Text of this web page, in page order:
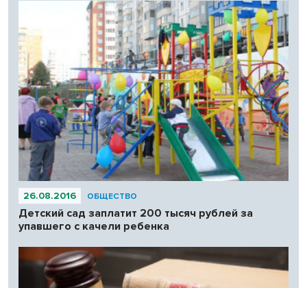
26.08.2016 ОБЩЕСТВО
Детский сад заплатит 200 тысяч рублей за
упавшего с качели ребенка